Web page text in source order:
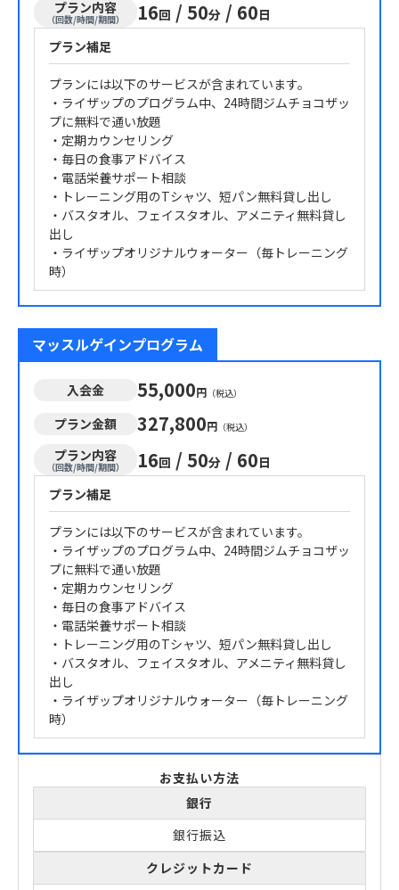
プラン内容
（回数/時間/期間） 16回 / 50分 / 60日
プラン補足
プランには以下のサービスが含まれています。
・ライザップのプログラム中、24時間ジムチョコザッ
プに無料で通い放題
・定期カウンセリング
・毎日の食事アドバイス
・電話栄養サポート相談
・トレーニング用のTシャツ、短パン無料貸し出し
・バスタオル、フェイスタオル、アメニティ無料貸し
出し
・ライザップオリジナルウォーター（毎トレーニング
時）
マッスルゲインプログラム
入会金 55,000円 （税込）
プラン金額 327,800円 （税込）
プラン内容
（回数/時間/期間） 16回 / 50分 / 60日
プラン補足
プランには以下のサービスが含まれています。
・ライザップのプログラム中、24時間ジムチョコザッ
プに無料で通い放題
・定期カウンセリング
・毎日の食事アドバイス
・電話栄養サポート相談
・トレーニング用のTシャツ、短パン無料貸し出し
・バスタオル、フェイスタオル、アメニティ無料貸し
出し
・ライザップオリジナルウォーター（毎トレーニング
時）
お支払い方法
銀行
銀行振込
クレジットカード